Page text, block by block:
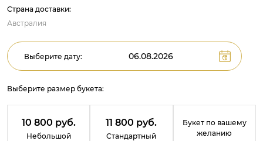
Страна доставки:
Австралия
Выберите дату:
Выберите размер букета:
10 800 руб.
Небольшой
11 800 руб.
Стандартный
Букет по вашему
желанию